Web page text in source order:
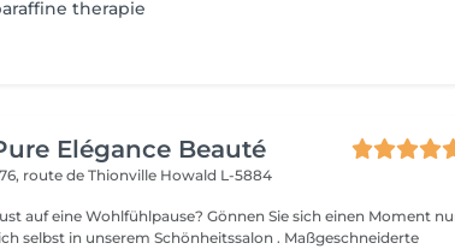
therapie
Elégance Beauté
route de Thionville Howald L-5884
auf eine Wohlfühlpause? Gönnen Sie sich einen Moment nur für
selbst in unserem Schönheitssalon . Maßgeschneiderte